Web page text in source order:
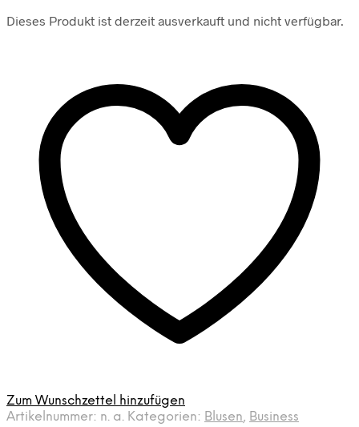
Dieses Produkt ist derzeit ausverkauft und nicht verfügbar.
Zum Wunschzettel hinzufügen
Artikelnummer: n. a. Kategorien: Blusen, Business